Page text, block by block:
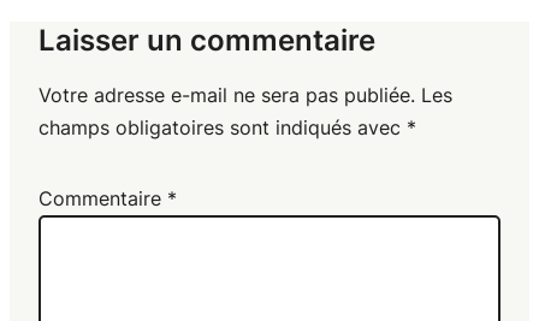
Laisser un commentaire
Votre adresse e-mail ne sera pas publiée. Les
champs obligatoires sont indiqués avec *
Commentaire *